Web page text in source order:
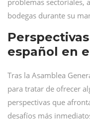
problemas sectoriales,
bodegas durante su
español en
Tras la Asamblea
para tratar de ofrecer
perspectivas que
desafíos más